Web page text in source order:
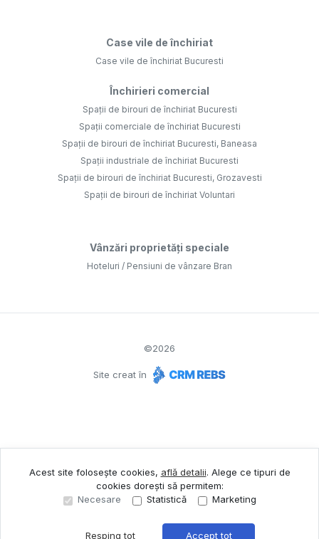
Case vile de închiriat
Case vile de închiriat Bucuresti
Închirieri comercial
Spații de birouri de închiriat Bucuresti
Spații comerciale de închiriat Bucuresti
Spații de birouri de închiriat Bucuresti, Baneasa
Spații industriale de închiriat Bucuresti
Spații de birouri de închiriat Bucuresti, Grozavesti
Spații de birouri de închiriat Voluntari
Vânzări proprietăți speciale
Hoteluri / Pensiuni de vânzare Bran
©2026
Site creat în
Acest site folosește cookies, află detalii. Alege ce tipuri de
cookies dorești să permitem:
Necesare
Statistică Marketing
Resping tot Accept tot